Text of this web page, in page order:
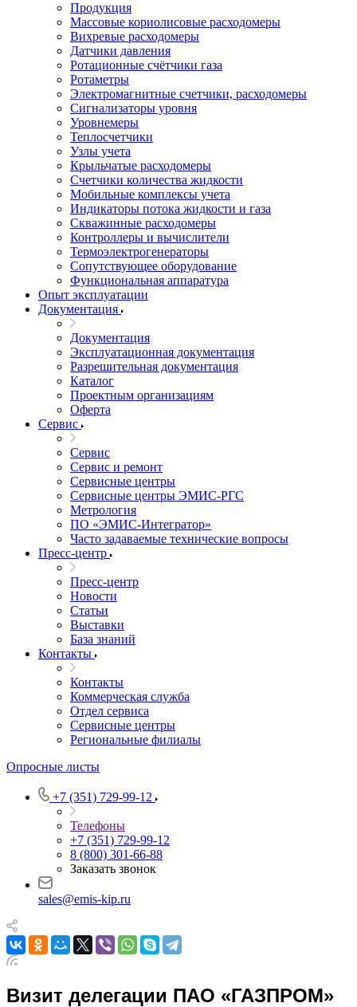
Продукция
Массовые кориолисовые расходомеры
Вихревые расходомеры
Датчики давления
Ротационные счётчики газа
Ротаметры
Электромагнитные счетчики, расходомеры
Сигнализаторы уровня
Уровнемеры
Теплосчетчики
Узлы учета
Крыльчатые расходомеры
Счетчики количества жидкости
Мобильные комплексы учета
Индикаторы потока жидкости и газа
Скважинные расходомеры
Контроллеры и вычислители
Термоэлектрогенераторы
Сопутствующее оборудование
Функциональная аппаратура
Опыт эксплуатации
Документация
Документация
Эксплуатационная документация
Разрешительная документация
Каталог
Проектным организациям
Оферта
Сервис
Сервис
Сервис и ремонт
Сервисные центры
Сервисные центры ЭМИС-РГС
Метрология
ПО «ЭМИС-Интегратор»
Часто задаваемые технические вопросы
Пресс-центр
Пресс-центр
Новости
Статьи
Выставки
База знаний
Контакты
Контакты
Коммерческая служба
Отдел сервиса
Сервисные центры
Региональные филиалы
Опросные листы
+7 (351) 729-99-12
Телефоны
+7 (351) 729-99-12
8 (800) 301-66-88
Заказать звонок
sales@emis-kip.ru
Визит делегации ПАО «ГАЗПРОМ»